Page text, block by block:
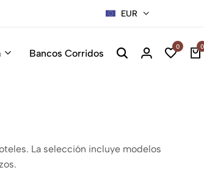
EUR
Bancos Corridos
0 0
La selección incluye modelos